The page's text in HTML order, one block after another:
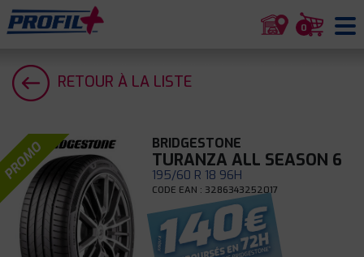
0
RETOUR À LA LISTE
PROMO BRIDGESTONE
TURANZA ALL SEASON 6
195/60 R 18 96H
CODE EAN : 3286343252017